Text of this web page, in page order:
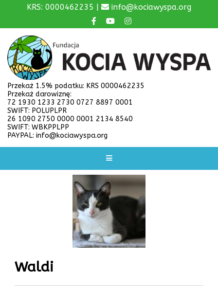
KRS: 0000462235 | info@kociawyspa.org
Przekaż 1.5% podatku: KRS 0000462235
Przekaż darowiznę:
72 1930 1233 2730 0727 8897 0001
SWIFT: POLUPLPR
26 1090 2750 0000 0001 2134 8540
SWIFT: WBKPPLPP
PAYPAL: info@kociawyspa.org
Waldi